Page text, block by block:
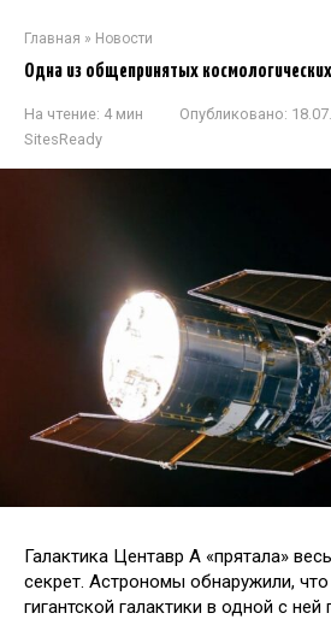
Главная » Новости
Одна из общепринятых
На чтение: 4 мин Опубликовано:
SitesReady
Галактика Центавр A «прятала»
секрет. Астрономы обнаружили, что
гигантской галактики в одной с